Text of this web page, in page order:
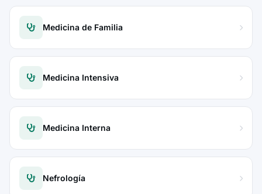
Medicina de Familia
Medicina Intensiva
Medicina Interna
Nefrología